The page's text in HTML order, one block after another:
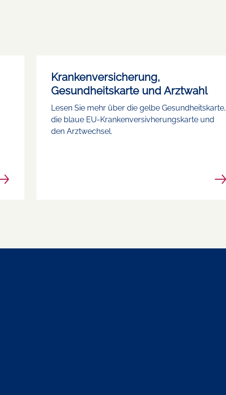
Krankenversicherung,
Gesundheitskarte und Arztwahl
Lesen Sie mehr über die gelbe Gesundheitskarte,
die blaue EU-Krankenversivherungskarte und
den Arztwechsel.